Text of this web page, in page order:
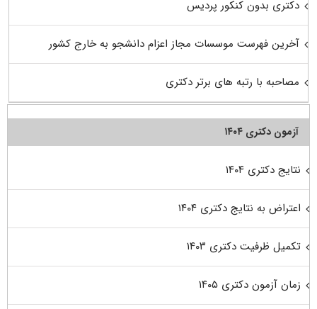
دکتری بدون کنکور پردیس
آخرین فهرست موسسات مجاز اعزام دانشجو به خارج کشور
مصاحبه با رتبه های برتر دکتری
آزمون دکتری ۱۴۰۴
نتایج دکتری ۱۴۰۴
اعتراض به نتایج دکتری ۱۴۰۴
تکمیل ظرفیت دکتری ۱۴۰۳
زمان آزمون دکتری ۱۴۰۵